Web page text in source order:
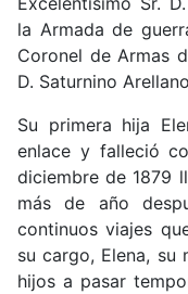
la Armada de
Coronel de Armas
D. Saturnino
Su primera hija
enlace y falleció
diciembre de 1879
más de año
continuos viajes
su cargo, Elena, su
hijos a pasar